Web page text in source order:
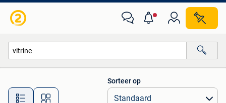
Alle afstanden…
Sorteer op